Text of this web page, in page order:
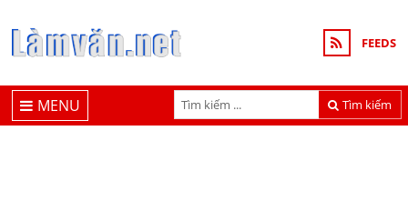
FEEDS
Tìm kiếm
MENU